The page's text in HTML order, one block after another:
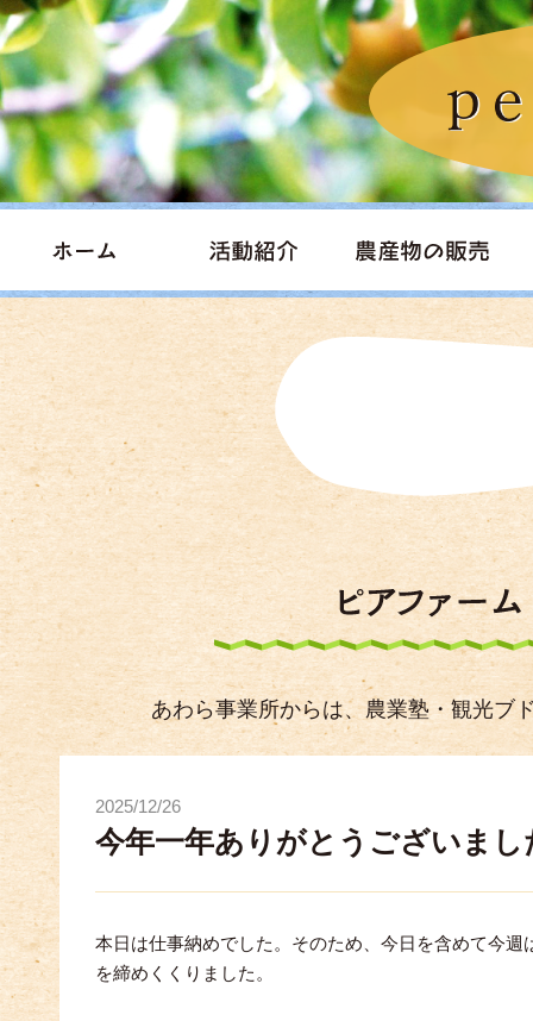
あわら事業所からは、農業塾・観光ブ
2025/12/26
今年一年ありがとうございまし
本日は仕事納めでした。そのため、今日を含めて今
を締めくくりました。